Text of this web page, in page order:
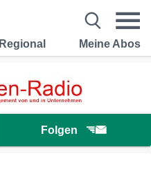
Regional Meine Abos
Folgen